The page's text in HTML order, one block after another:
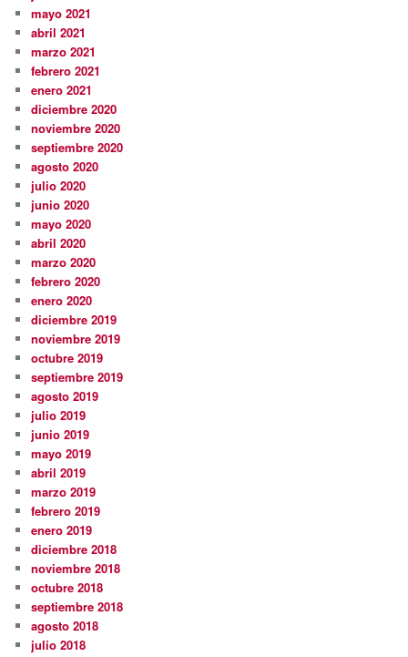
mayo 2021
abril 2021
marzo 2021
febrero 2021
enero 2021
diciembre 2020
noviembre 2020
septiembre 2020
agosto 2020
julio 2020
junio 2020
mayo 2020
abril 2020
marzo 2020
febrero 2020
enero 2020
diciembre 2019
noviembre 2019
octubre 2019
septiembre 2019
agosto 2019
julio 2019
junio 2019
mayo 2019
abril 2019
marzo 2019
febrero 2019
enero 2019
diciembre 2018
noviembre 2018
octubre 2018
septiembre 2018
agosto 2018
julio 2018